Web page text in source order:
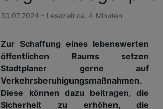
30.07.2024 – Lesezeit ca. 4 Minuten
Zur Schaffung eines lebenswerten
öffentlichen Raums setzen
Stadtplaner gerne auf
Verkehrsberuhigungsmaßnahmen.
Diese können dazu beitragen, die
Sicherheit zu erhöhen, die